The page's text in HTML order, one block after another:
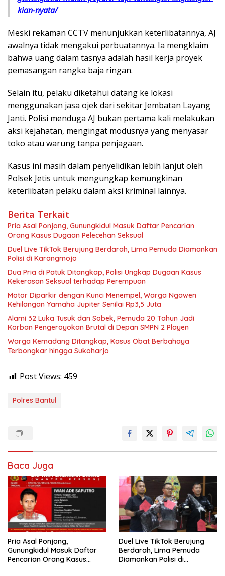
kian-nyata/
Meski rekaman CCTV menunjukkan keterlibatannya, AJ
awalnya tidak mengakui perbuatannya. Ia mengklaim
bahwa uang dalam tasnya adalah hasil kerja proyek
pemasangan rangka baja ringan.
Selain itu, pelaku diketahui datang ke lokasi
menggunakan jasa ojek dari sekitar Jembatan Layang
Janti. Polisi menduga AJ bukan pertama kali melakukan
aksi kejahatan, mengingat modusnya yang menyasar
toko atau warung tanpa penjagaan.
Kasus ini masih dalam penyelidikan lebih lanjut oleh
Polsek Jetis untuk mengungkap kemungkinan
keterlibatan pelaku dalam aksi kriminal lainnya.
Berita Terkait
Pria Asal Ponjong, Gunungkidul Masuk Daftar Pencarian
Orang Kasus Dugaan Pelecehan Seksual
Duel Live TikTok Berujung Berdarah, Lima Pemuda Diamankan
Polisi di Karangmojo
Dua Pria di Patuk Ditangkap, Polisi Ungkap Dugaan Kasus
Kekerasan Seksual terhadap Perempuan
Motor Diparkir dengan Kunci Menempel, Warga Ngawen
Kehilangan Yamaha Jupiter Senilai Rp3,5 Juta
Alami 32 Luka Tusuk dan Sobek, Pemuda 20 Tahun Jadi
Korban Pengeroyokan Brutal di Depan SMPN 2 Playen
Warga Kemadang Ditangkap, Kasus Obat Berbahaya
Terbongkar hingga Sukoharjo
Post Views: 459
Polres Bantul
Baca Juga
Pria Asal Ponjong,
Gunungkidul Masuk Daftar
Pencarian Orang Kasus
Duel Live TikTok Berujung
Berdarah, Lima Pemuda
Diamankan Polisi di